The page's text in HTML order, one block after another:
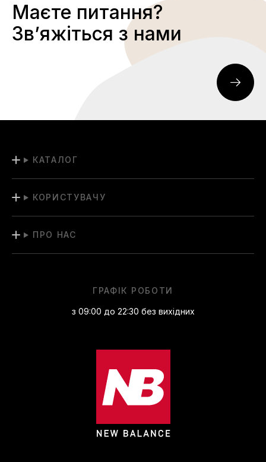
Маєте питання?
Звʼяжіться з нами
КАТАЛОГ
КОРИСТУВАЧУ
ПРО НАС
ГРАФІК РОБОТИ
з 09:00 до 22:30 без вихідних